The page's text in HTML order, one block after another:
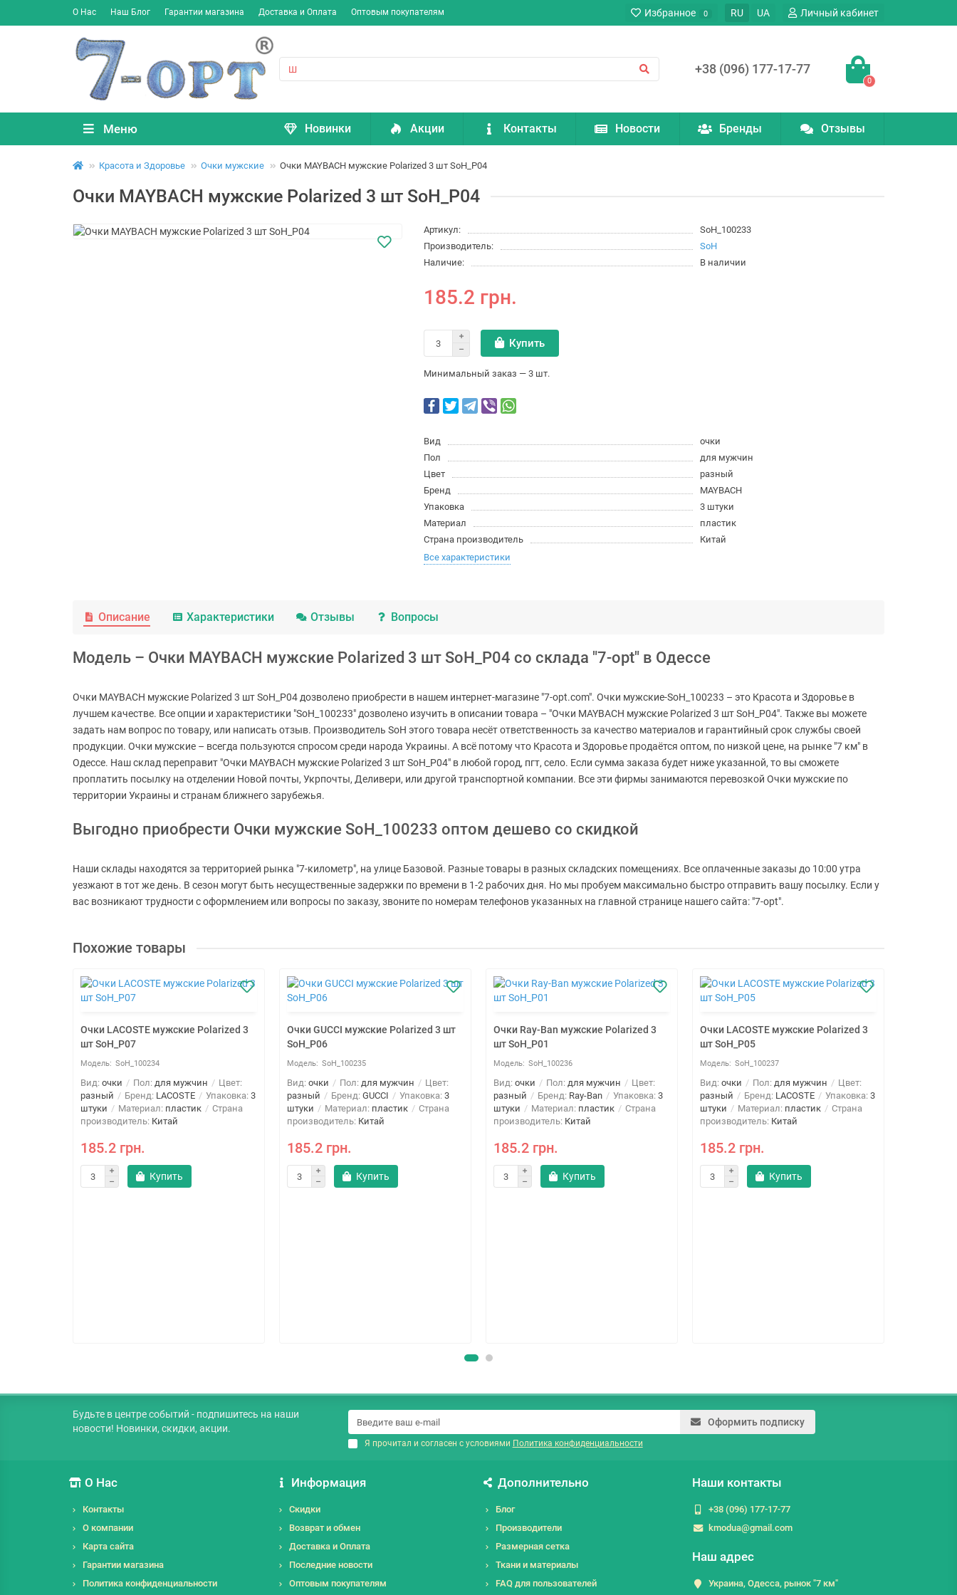
О Нас Наш Блог Гарантии магазина Доставка и Оплата Оптовым покупателям Избранное 0 RU UA Личный кабинет
+38 (096) 177-17-77
0
Меню Новинки Акции Контакты Новости Бренды Отзывы
Красота и Здоровье Очки мужские Очки MAYBACH мужские Polarized 3 шт SoH_P04
Очки MAYBACH мужские Polarized 3 шт SoH_P04
Артикул:
SoH_100233
Производитель:
SoH
Наличие:
В наличии
185.2 грн.
Купить
Минимальный заказ — 3 шт.
Вид
очки
Пол
для мужчин
Цвет
разный
Бренд
MAYBACH
Упаковка
3 штуки
Материал
пластик
Страна производитель
Китай
Все характеристики
Описание Характеристики Отзывы Вопросы
Модель – Очки MAYBACH мужские Polarized 3 шт SoH_P04 со склада "7-opt" в Одессе
Очки MAYBACH мужские Polarized 3 шт SoH_P04 дозволено приобрести в нашем интернет-магазине "7-opt.com". Очки мужские-SoH_100233 – это Красота и Здоровье в
лучшем качестве. Все опции и характеристики "SoH_100233" дозволено изучить в описании товара – "Очки MAYBACH мужские Polarized 3 шт SoH_P04". Также вы можете
задать нам вопрос по товару, или написать отзыв. Производитель SoH этого товара несёт ответственность за качество материалов и гарантийный срок службы своей
продукции. Очки мужские – всегда пользуются спросом среди народа Украины. А всё потому что Красота и Здоровье продаётся оптом, по низкой цене, на рынке "7 км" в
Одессе. Наш склад переправит "Очки MAYBACH мужские Polarized 3 шт SoH_P04" в любой город, пгт, село. Если сумма заказа будет ниже указанной, то вы сможете
проплатить посылку на отделении Новой почты, Укрпочты, Деливери, или другой транспортной компании. Все эти фирмы занимаются перевозкой Очки мужские по
территории Украины и странам ближнего зарубежья.
Выгодно приобрести Очки мужские SoH_100233 оптом дешево со скидкой
Наши склады находятся за территорией рынка "7-километр", на улице Базовой. Разные товары в разных складских помещениях. Все оплаченные заказы до 10:00 утра
уезжают в тот же день. В сезон могут быть несущественные задержки по времени в 1-2 рабочих дня. Но мы пробуем максимально быстро отправить вашу посылку. Если у
вас возникают трудности с оформлением или вопросы по заказу, звоните по номерам телефонов указанных на главной странице нашего сайта: "7-opt".
Похожие товары
Очки LACOSTE мужские Polarized 3
шт SoH_P07
SoH_100234
Вид: очки Пол: для мужчин
Цвет:
разный
Бренд: LACOSTE Упаковка: 3
штуки
Материал: пластик
Страна
производитель: Китай
185.2 грн.
Купить
Очки GUCCI мужские Polarized 3 шт
SoH_P06
SoH_100235
Вид: очки Пол: для мужчин
Цвет:
разный
Бренд: GUCCI Упаковка: 3
штуки
Материал: пластик
Страна
производитель: Китай
185.2 грн.
Купить
Очки Ray-Ban мужские Polarized 3
шт SoH_P01
SoH_100236
Вид: очки Пол: для мужчин
Цвет:
разный
Бренд: Ray-Ban Упаковка: 3
штуки
Материал: пластик
Страна
производитель: Китай
185.2 грн.
Купить
Очки LACOSTE мужские Polarized 3
шт SoH_P05
SoH_100237
Вид: очки Пол: для мужчин
Цвет:
разный
Бренд: LACOSTE Упаковка: 3
штуки
Материал: пластик
Страна
производитель: Китай
185.2 грн.
Купить
Будьте в центре событий - подпишитесь на наши
новости! Новинки, скидки, акции.
Оформить подписку
Я прочитал и согласен с условиями Политика конфиденциальности
О Нас
Контакты
О компании
Карта сайта
Гарантии магазина
Политика конфиденциальности
Информация
Скидки
Возврат и обмен
Доставка и Оплата
Последние новости
Оптовым покупателям
Дополнительно
Блог
Производители
Размерная сетка
Ткани и материалы
FAQ для пользователей
Наши контакты
+38 (096) 177-17-77
kmodua@gmail.com
Наш адрес
Украина, Одесса, рынок "7 км"